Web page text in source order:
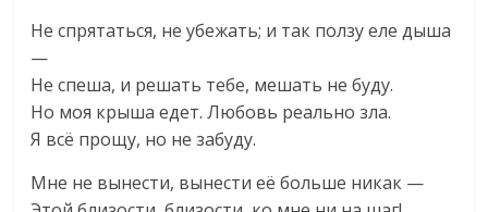
Не спрятаться, не убежать; и так ползу еле дыша
—
Не спеша, и решать тебе, мешать не буду.
Но моя крыша едет. Любовь реально зла.
Я всё прощу, но не забуду.
Мне не вынести, вынести её больше никак —